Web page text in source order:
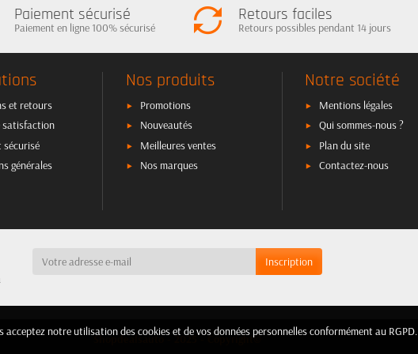
notre utilisation des cookies et de vos données personnelles conformément au RGPD.
Paiement sécurisé
Paiement en ligne 100% sécurisé
Retours faciles
Retours possibles pendant 14 jours
et retours
satisfaction
sécurisé
générales
Nos produits
Promotions
Nouveautés
Meilleures ventes
Nos marques
Notre société
Mentions légales
Qui sommes-nous ?
Plan du site
Contactez-nous
notre utilisation des cookies et de vos données personnelles conformément au RGPD.
Shopdealsauto - 2025 - Copyright©